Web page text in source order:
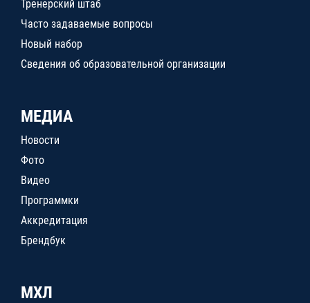
Тренерский штаб
Часто задаваемые вопросы
Новый набор
Сведения об образовательной организации
МЕДИА
Новости
Фото
Видео
Программки
Аккредитация
Брендбук
МХЛ